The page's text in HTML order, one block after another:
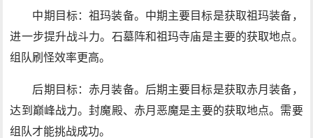
中期目标：祖玛装备。中期主要目标是获取祖玛装备，
进一步提升战斗力。石墓阵和祖玛寺庙是主要的获取地点。
组队刷怪效率更高。
后期目标：赤月装备。后期主要目标是获取赤月装备，
达到巅峰战力。封魔殿、赤月恶魔是主要的获取地点。需要
组队才能挑战成功。